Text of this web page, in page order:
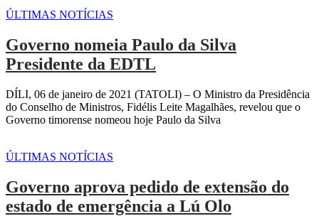
ÚLTIMAS NOTÍCIAS
Governo nomeia Paulo da Silva
Presidente da EDTL
DÍLI, 06 de janeiro de 2021 (TATOLI) – O Ministro da Presidência
do Conselho de Ministros, Fidélis Leite Magalhães, revelou que o
Governo timorense nomeou hoje Paulo da Silva
ÚLTIMAS NOTÍCIAS
Governo aprova pedido de extensão do
estado de emergência a Lú Olo